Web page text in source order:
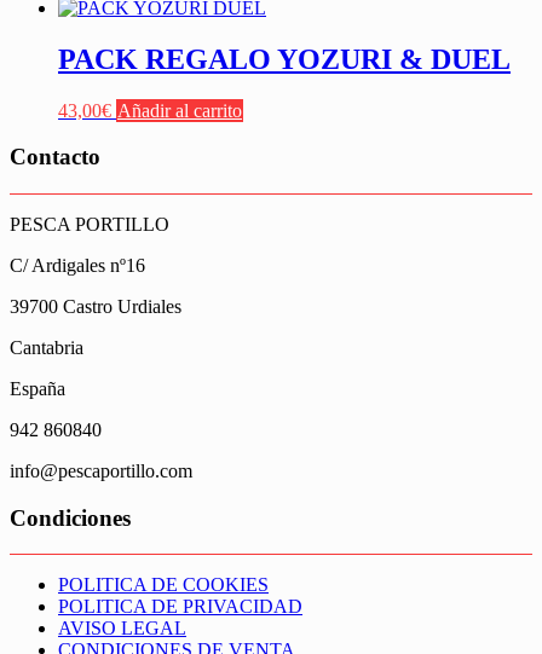
PACK REGALO YOZURI & DUEL
43,00€ Añadir al carrito
Contacto
PESCA PORTILLO
C/ Ardigales nº16
39700 Castro Urdiales
Cantabria
España
942 860840
info@pescaportillo.com
Condiciones
POLITICA DE COOKIES
POLITICA DE PRIVACIDAD
AVISO LEGAL